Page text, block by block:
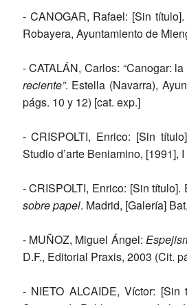
- CANOGAR, Rafael: [Sin
Robayera, Ayuntamiento de
- CATALÁN, Carlos: “Canogar:
reciente”. Estella (Navarra),
págs. 10 y 12) [cat. exp.]
- CRISPOLTI, Enrico: [Sin
Studio d’arte Beniamino, [1991],
- CRISPOLTI, Enrico: [Sin
sobre papel. Madrid, [Galería]
- MUÑOZ, Miguel Ángel:
D.F., Editorial Praxis, 2003 (Cit.
- NIETO ALCAIDE, Víctor: [Sin